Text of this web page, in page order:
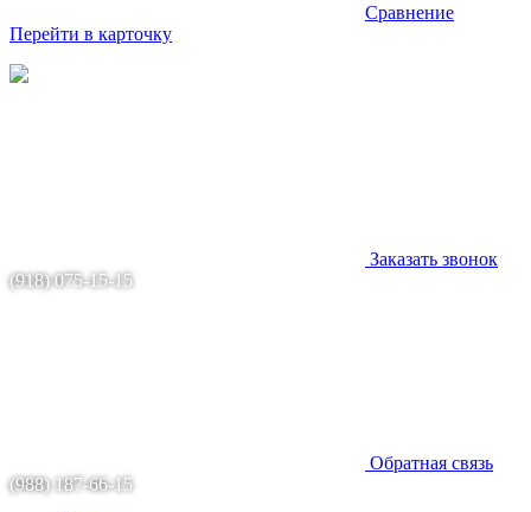
Сравнение
Перейти в карточку
Заказать звонок
(918) 075-15-15
Обратная связь
(988) 187-66-15